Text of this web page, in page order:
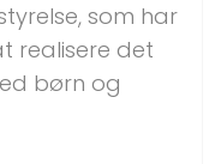
som har
realisere det
børn og